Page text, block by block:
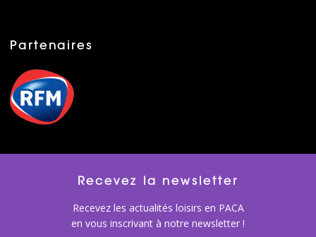
Partenaires
Recevez la newsletter
Recevez les actualités loisirs en PACA
en vous inscrivant à notre newsletter !